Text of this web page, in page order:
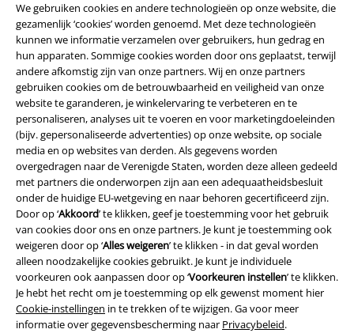
We gebruiken cookies en andere technologieën op onze website, die
gezamenlijk ‘cookies’ worden genoemd. Met deze technologieën
kunnen we informatie verzamelen over gebruikers, hun gedrag en
hun apparaten. Sommige cookies worden door ons geplaatst, terwijl
andere afkomstig zijn van onze partners. Wij en onze partners
gebruiken cookies om de betrouwbaarheid en veiligheid van onze
website te garanderen, je winkelervaring te verbeteren en te
personaliseren, analyses uit te voeren en voor marketingdoeleinden
(bijv. gepersonaliseerde advertenties) op onze website, op sociale
media en op websites van derden. Als gegevens worden
overgedragen naar de Verenigde Staten, worden deze alleen gedeeld
met partners die onderworpen zijn aan een adequaatheidsbesluit
onder de huidige EU-wetgeving en naar behoren gecertificeerd zijn.
Door op ‘Akkoord’ te klikken, geef je toestemming voor het gebruik
van cookies door ons en onze partners. Je kunt je toestemming ook
weigeren door op ‘Alles weigeren’ te klikken - in dat geval worden
alleen noodzakelijke cookies gebruikt. Je kunt je individuele
voorkeuren ook aanpassen door op ‘Voorkeuren instellen’ te klikken.
Je hebt het recht om je toestemming op elk gewenst moment hier
Cookie-instellingen in te trekken of te wijzigen. Ga voor meer
informatie over gegevensbescherming naar Privacybeleid.